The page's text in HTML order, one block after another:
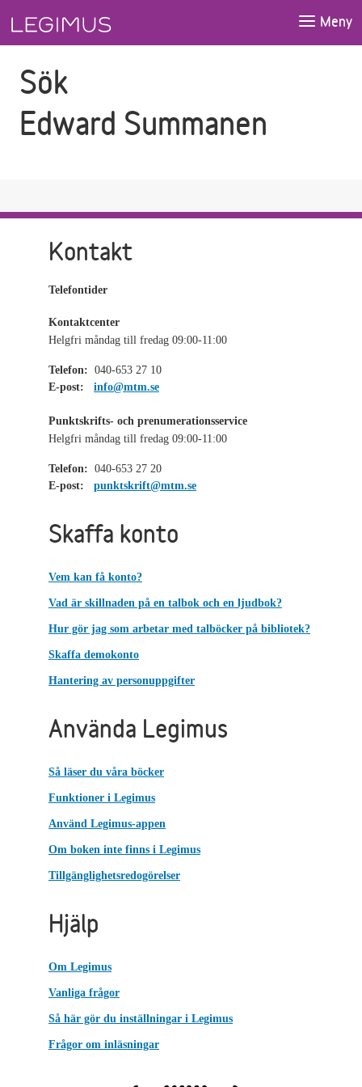
Meny
Sök
Edward Summanen
Kontakt
Telefontider
Kontaktcenter
Helgfri måndag till fredag 09:00-11:00
Telefon: 040-653 27 10
E-post:
info@mtm.se
Punktskrifts- och prenumerationsservice
Helgfri måndag till fredag 09:00-11:00
Telefon: 040-653 27 20
E-post:
punktskrift@mtm.se
Skaffa konto
Vem kan få konto?
Vad är skillnaden på en talbok och en ljudbok?
Hur gör jag som arbetar med talböcker på bibliotek?
Skaffa demokonto
Hantering av personuppgifter
Använda Legimus
Så läser du våra böcker
Funktioner i Legimus
Använd Legimus-appen
Om boken inte finns i Legimus
Tillgänglighetsredogörelser
Hjälp
Om Legimus
Vanliga frågor
Så här gör du inställningar i Legimus
Frågor om inläsningar